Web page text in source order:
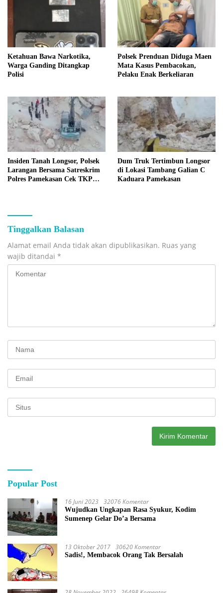
Ketahuan Bawa Narkotika,
Warga Ganding Ditangkap
Polisi
Polsek Prenduan Diduga Maen
Mata Kasus Pembacokan,
Pelaku Enak Berkeliaran
Insiden Tanah Longsor, Polsek
Larangan Bersama Satreskrim
Polres Pamekasan Cek TKP
Dum Truk Tertimbun Longsor
di Lokasi Tambang Galian C
Kaduara Pamekasan
Tinggalkan Balasan
Alamat email Anda tidak akan dipublikasikan. Ruas yang
wajib ditandai *
Popular Post
16 Juni 2023 32076 Komentar
Wujudkan Ungkapan Rasa Syukur, Kodim
Sumenep Gelar Do’a Bersama
13 Oktober 2017 30620 Komentar
Sadis!, Membacok Orang Tak Bersalah